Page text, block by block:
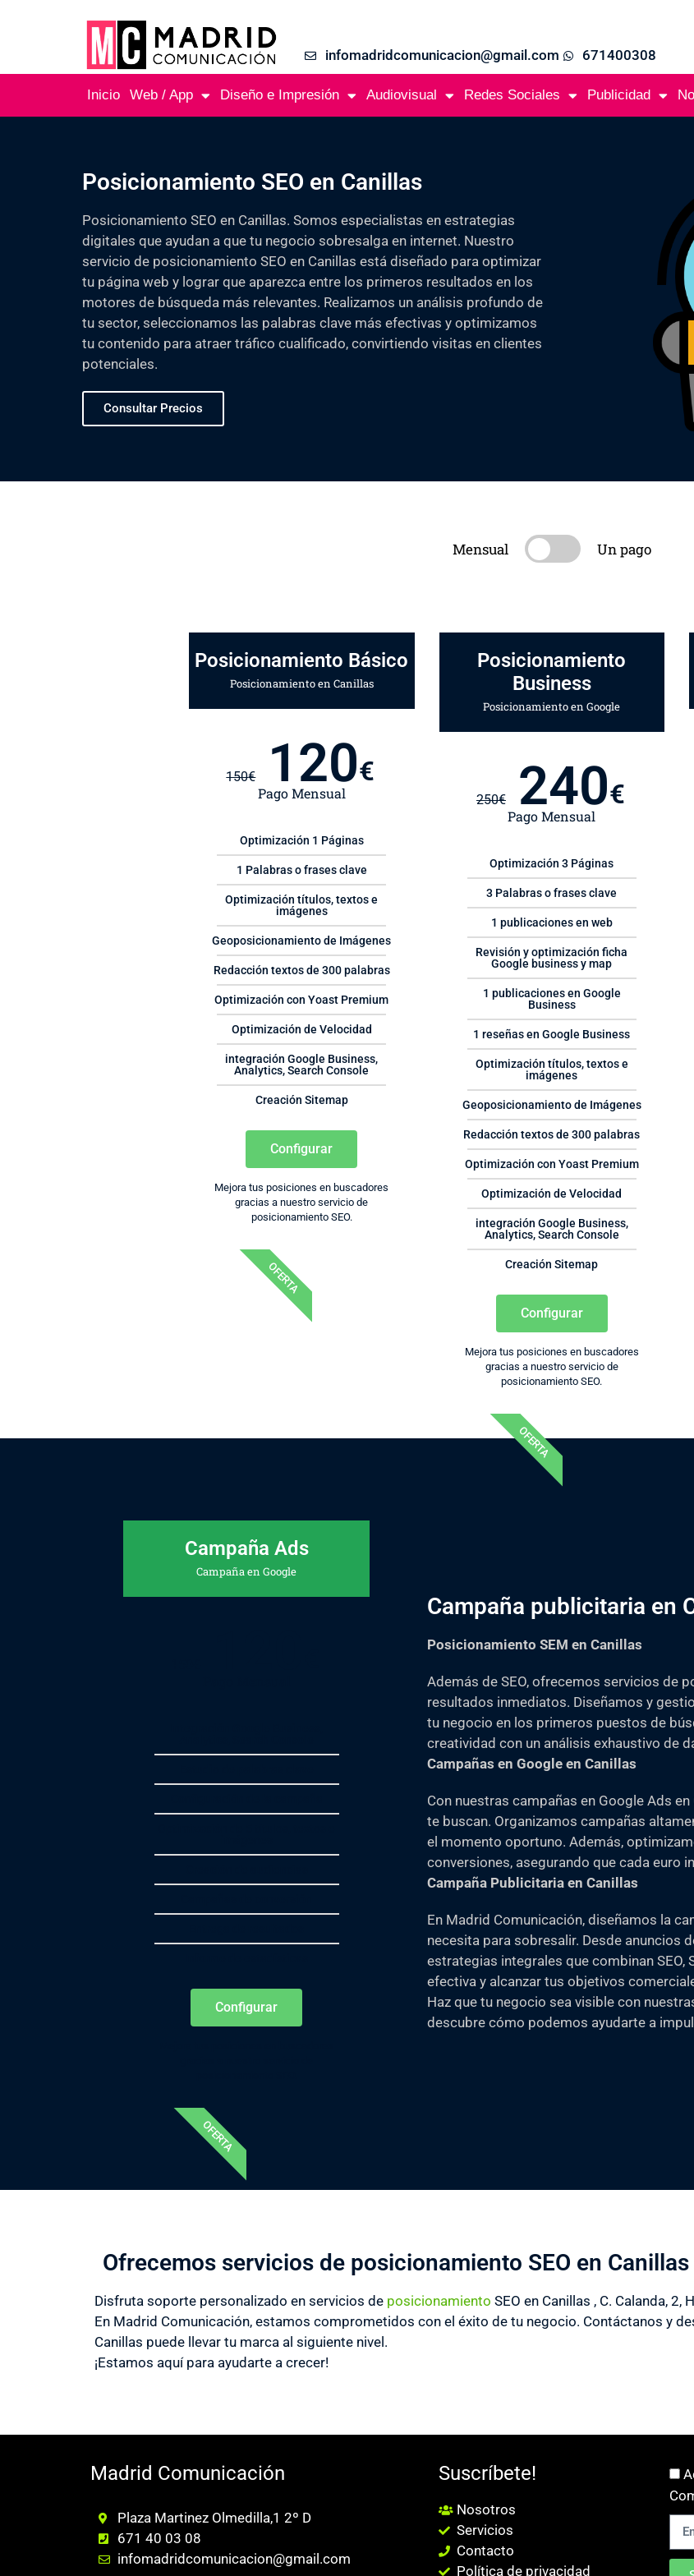
infomadridcomunicacion@gmail.com 671400308
Inicio Web / App Diseño e Impresión Audiovisual Redes Sociales Publicidad
Posicionamiento SEO en Canillas
Posicionamiento SEO en Canillas. Somos especialistas en estrategias
digitales que ayudan a que tu negocio sobresalga en internet. Nuestro
servicio de posicionamiento SEO en Canillas está diseñado para optimizar
tu página web y lograr que aparezca entre los primeros resultados en los
motores de búsqueda más relevantes. Realizamos un análisis profundo de
tu sector, seleccionamos las palabras clave más efectivas y optimizamos
tu contenido para atraer tráfico cualificado, convirtiendo visitas en clientes
potenciales.
Consultar Precios
Mensual Un pago
Posicionamiento Básico
Posicionamiento en Canillas
150€ 120€
Pago Mensual
Optimización 1 Páginas
1 Palabras o frases clave
Optimización títulos, textos e
imágenes
Geoposicionamiento de Imágenes
Redacción textos de 300 palabras
Optimización con Yoast Premium
Optimización de Velocidad
integración Google Business,
Analytics, Search Console
Creación Sitemap
Configurar
Mejora tus posiciones en buscadores
gracias a nuestro servicio de
posicionamiento SEO.
OFERTA
Posicionamiento
Business
Posicionamiento en Google
250€ 240€
Pago Mensual
Optimización 3 Páginas
3 Palabras o frases clave
1 publicaciones en web
Revisión y optimización ficha
Google business y map
1 publicaciones en Google
Business
1 reseñas en Google Business
Optimización títulos, textos e
imágenes
Geoposicionamiento de Imágenes
Redacción textos de 300 palabras
Optimización con Yoast Premium
Optimización de Velocidad
integración Google Business,
Analytics, Search Console
Creación Sitemap
Configurar
Mejora tus posiciones en buscadores
gracias a nuestro servicio de
posicionamiento SEO.
OFERTA
Campaña Ads
Campaña en Google
Configurar
OFERTA
Campaña publicitaria en
Posicionamiento SEM en Canillas
Además de SEO, ofrecemos servicios de
resultados inmediatos. Diseñamos y
tu negocio en los primeros puestos de
creatividad con un análisis exhaustivo de
Campañas en Google en Canillas
Con nuestras campañas en Google Ads
te buscan. Organizamos campañas
el momento oportuno. Además,
conversiones, asegurando que cada euro
Campaña Publicitaria en Canillas
En Madrid Comunicación, diseñamos la
necesita para sobresalir. Desde anuncios
estrategias integrales que combinan
efectiva y alcanzar tus objetivos
Haz que tu negocio sea visible con
descubre cómo podemos ayudarte a
Ofrecemos servicios de posicionamiento SEO en Canillas
Disfruta soporte personalizado en servicios de posicionamiento SEO en Canillas , C. Calanda,
En Madrid Comunicación, estamos comprometidos con el éxito de tu negocio. Contáctanos y
Canillas puede llevar tu marca al siguiente nivel.
¡Estamos aquí para ayudarte a crecer!
Madrid Comunicación
Plaza Martinez Olmedilla,1 2º D
671 40 03 08
infomadridcomunicacion@gmail.com
Suscríbete!
Nosotros
Servicios
Contacto
Política de privacidad